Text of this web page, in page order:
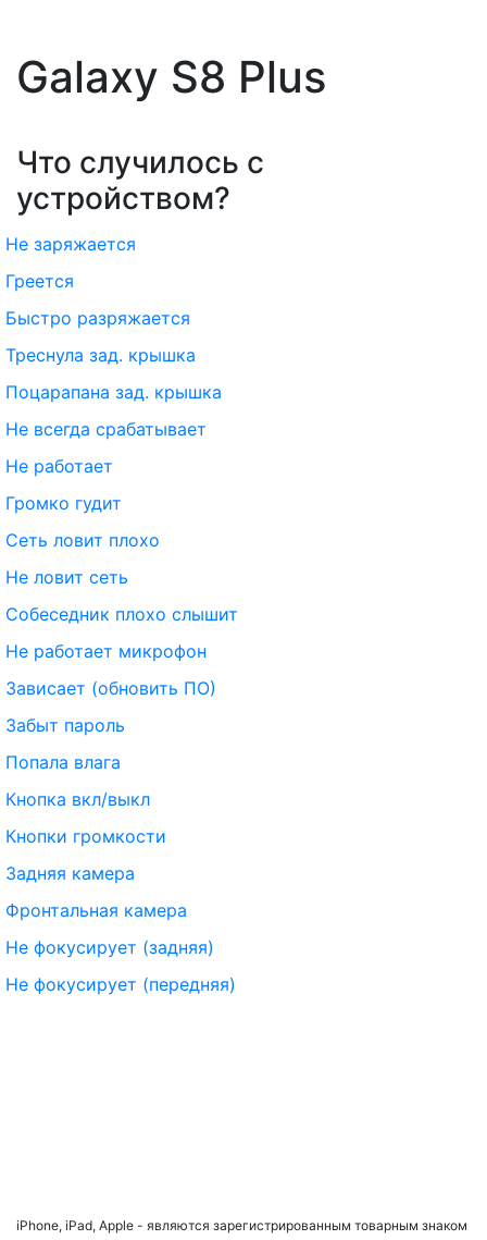
Galaxy S8 Plus
Что случилось с
устройством?
Не заряжается
Греется
Быстро разряжается
Треснула зад. крышка
Поцарапана зад. крышка
Не всегда срабатывает
Не работает
Громко гудит
Сеть ловит плохо
Не ловит сеть
Собеседник плохо слышит
Не работает микрофон
Зависает (обновить ПО)
Забыт пароль
Попала влага
Кнопка вкл/выкл
Кнопки громкости
Задняя камера
Фронтальная камера
Не фокусирует (задняя)
Не фокусирует (передняя)
iPhone, iPad, Apple - являются зарегистрированным товарным знаком